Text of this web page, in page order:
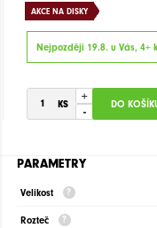
AKCE NA DISKY
Nejpozději 19.8. u Vás, 4+
+
-
PARAMETRY
Velikost
Rozteč